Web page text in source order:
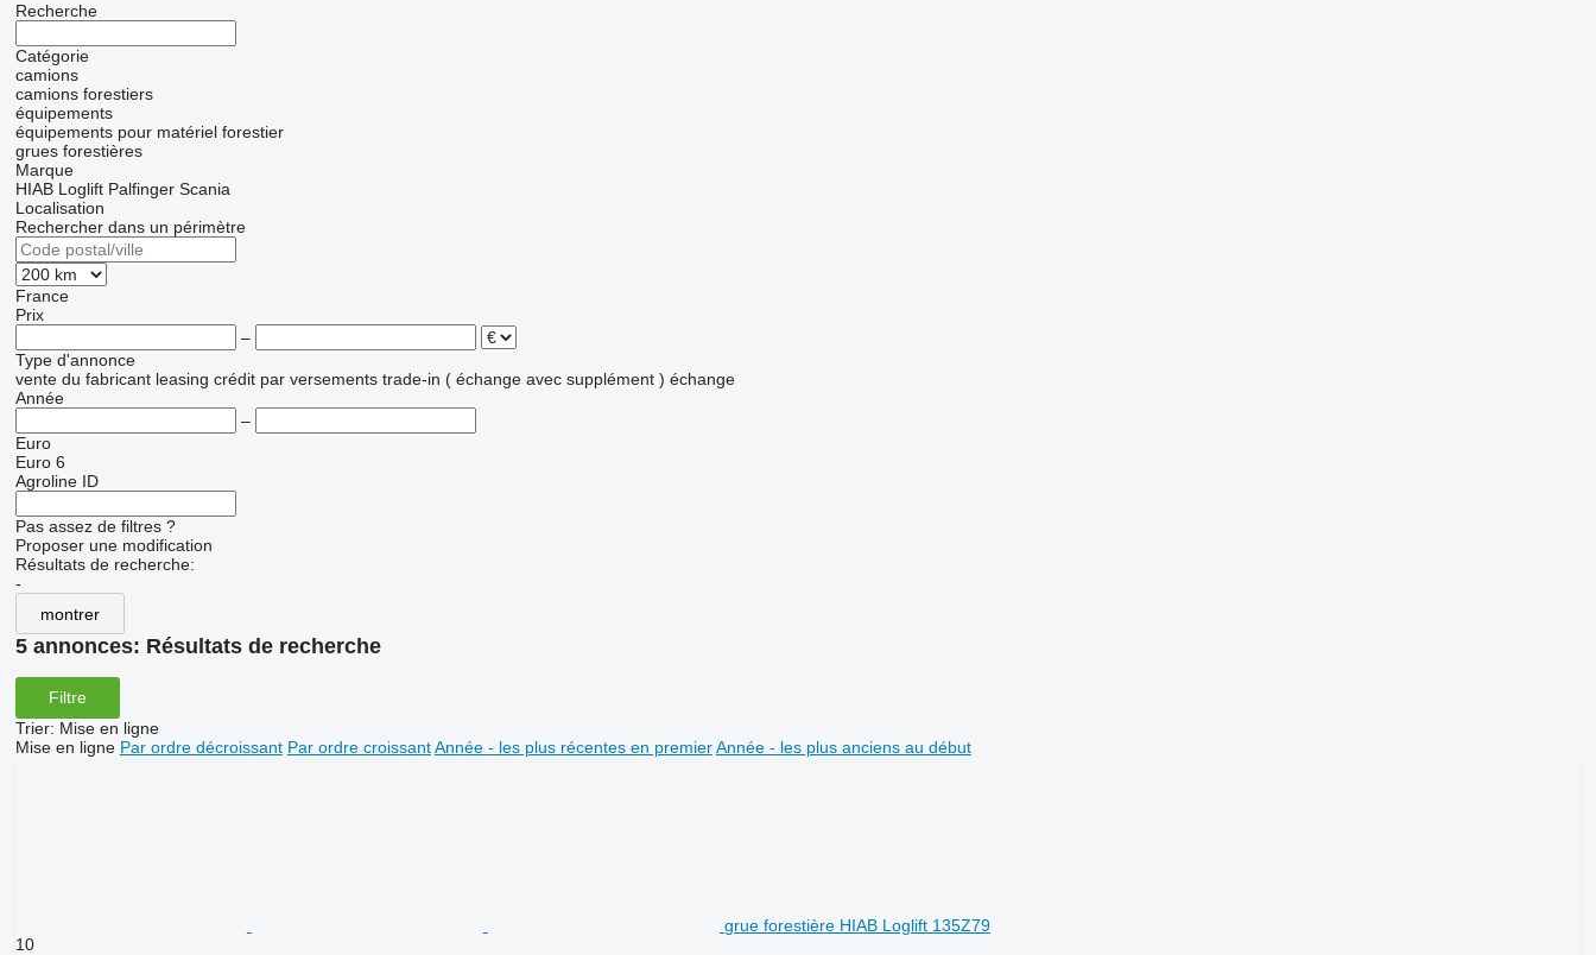
Recherche
Catégorie
camions
camions forestiers
équipements
équipements pour matériel forestier
grues forestières
Marque
HIAB Loglift Palfinger Scania
Localisation
Rechercher dans un périmètre
France
Prix
–
Type d'annonce
vente du fabricant leasing crédit par versements trade-in ( échange avec supplément ) échange
Année
–
Euro
Euro 6
Agroline ID
Pas assez de filtres ?
Proposer une modification
Résultats de recherche:
-
montrer
5 annonces: Résultats de recherche
Filtre
Trier: Mise en ligne
Mise en ligne Par ordre décroissant Par ordre croissant Année - les plus récentes en premier Année - les plus anciens au début
grue forestière HIAB Loglift 135Z79
10